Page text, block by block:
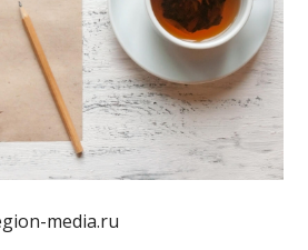
media.ru